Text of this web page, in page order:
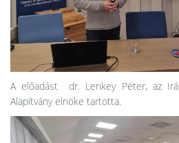
A előadást dr. Lenkey Péter, az
Alapítvány elnöke tartotta.